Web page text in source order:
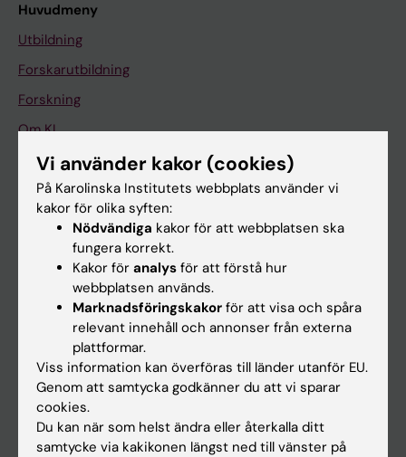
Huvudmeny
Utbildning
Forskarutbildning
Forskning
Om KI
På gång
Nyheter
Kalender
Schema
Studentmejlen
Kurs- och programwebbar
Vi använder kakor (cookies)
På Karolinska Institutets webbplats använder vi
kakor för olika syften:
Nödvändiga kakor för att webbplatsen ska
fungera korrekt.
Kakor för analys för att förstå hur
webbplatsen används.
Marknadsföringskakor för att visa och spåra
relevant innehåll och annonser från externa
plattformar.
Viss information kan överföras till länder utanför EU.
Genom att samtycka godkänner du att vi sparar
cookies.
Du kan när som helst ändra eller återkalla ditt
samtycke via kakikonen längst ned till vänster på